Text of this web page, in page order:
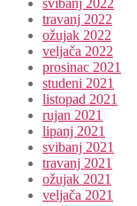
svibanj 2022
travanj 2022
ožujak 2022
veljača 2022
prosinac 2021
studeni 2021
listopad 2021
rujan 2021
lipanj 2021
svibanj 2021
travanj 2021
ožujak 2021
veljača 2021